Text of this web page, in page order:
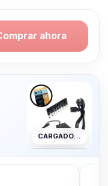
ahora
CARGADOR UNIVERSAL